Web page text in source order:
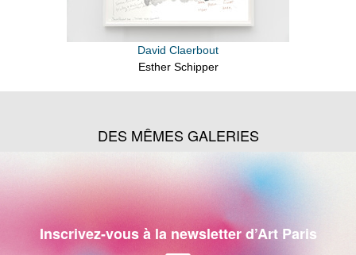
David Claerbout
Esther Schipper
DES MÊMES GALERIES
Inscrivez-vous à la newsletter d’Art Paris